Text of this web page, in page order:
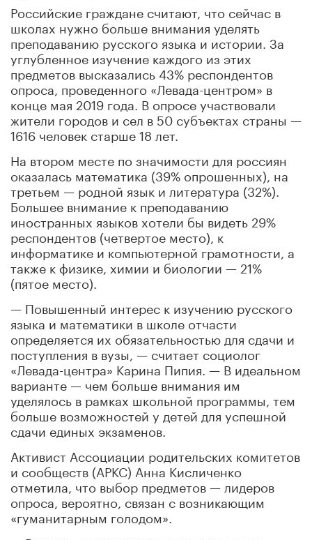
Российские граждане считают, что сейчас в
школах нужно больше внимания уделять
преподаванию русского языка и истории. За
углубленное изучение каждого из этих
предметов высказались 43% респондентов
опроса, проведенного «Левада-центром» в
конце мая 2019 года. В опросе участвовали
жители городов и сел в 50 субъектах страны —
1616 человек старше 18 лет.
На втором месте по значимости для россиян
оказалась математика (39% опрошенных), на
третьем — родной язык и литература (32%).
Большее внимание к преподаванию
иностранных языков хотели бы видеть 29%
респондентов (четвертое место), к
информатике и компьютерной грамотности, а
также к физике, химии и биологии — 21%
(пятое место).
— Повышенный интерес к изучению русского
языка и математики в школе отчасти
определяется их обязательностью для сдачи и
поступления в вузы, — считает социолог
«Левада-центра» Карина Пипия. — В идеальном
варианте — чем больше внимания им
уделялось в рамках школьной программы, тем
больше возможностей у детей для успешной
сдачи единых экзаменов.
Активист Ассоциации родительских комитетов
и сообществ (АРКС) Анна Кисличенко
отметила, что выбор предметов — лидеров
опроса, вероятно, связан с возникающим
«гуманитарным голодом».